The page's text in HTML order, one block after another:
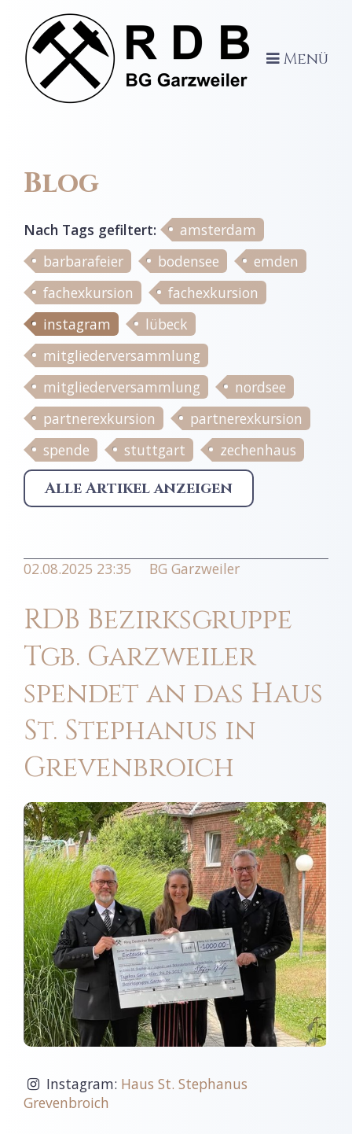
Menü
Blog
Nach Tags gefiltert:
amsterdam
barbarafeier
bodensee
emden
fachexkursion
fachexkursion
instagram
lübeck
mitgliederversammlung
mitgliederversammlung
nordsee
partnerexkursion
partnerexkursion
spende
stuttgart zechenhaus
Alle Artikel anzeigen
02.08.2025 23:35 BG Garzweiler
RDB Bezirksgruppe
Tgb. Garzweiler
spendet an das Haus
St. Stephanus in
Grevenbroich
Instagram: Haus St. Stephanus
Grevenbroich